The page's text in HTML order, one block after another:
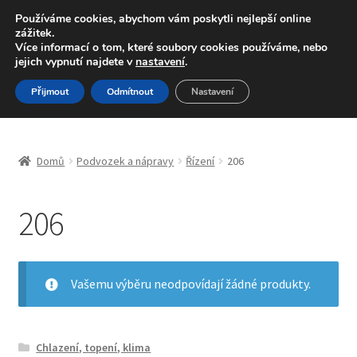
DOPRAVA od 139,-Kč
Volejte po-pá 9-16 704 494 494
Přeskočit
na
navigaci
Přejít
k
obsahu
Celosvětová doprava
Doprava
Košík
Domů Podvozek a nápravy Řízení 206
206
Vašemu výběru neodpovídají žádné produkty.
Chlazení, topení, klima
Používáme cookies, abychom vám poskytli nejlepší online
zážitek.
Více informací o tom, které soubory cookies používáme, nebo
jejich vypnutí najdete v nastavení.
Přijmout Odmítnout Nastavení